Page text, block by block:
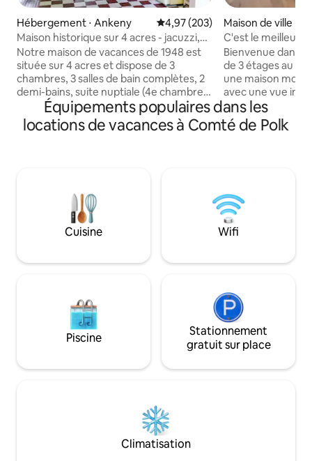
Hébergement ⋅ Ankeny Évaluation moyenne sur la
4,97 (203)
Maison historique sur 4 acres - jacuzzi,
piscine, bar tiki
Notre maison de vacances de 1948 est
située sur 4 acres et dispose de 3
chambres, 3 salles de bain complètes, 2
demi-bains, suite nuptiale (4e chambre),
salle de télévision/jeux des années 70,
bar Tiki et salle de jeux pour enfants. À
l'extérieur, nous avons une piscine
Jusqu'à 2 chiens autorisés moyennant
des frais supplémentaires. *** Les
événements/séances photo sont
autorisées avec une autorisation écrite
supplément. Aucun événement de plus
Maison de ville ⋅
C'est le meilleur
Bienvenue dans
de 3 étages au
une maison
avec une vue
vous serez aux
trouverez une
lumineuse et
nocturne. La
l'autre côté de la
vous rendre au
promener
civique et du parc
Équipements populaires dans les
locations de vacances à Comté de Polk
Cuisine Wifi
Piscine
Stationnement
gratuit sur place
Climatisation